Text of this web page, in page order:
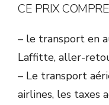
CE PRIX
– le transport en
Laffitte, aller-
– Le transport
airlines, les taxes